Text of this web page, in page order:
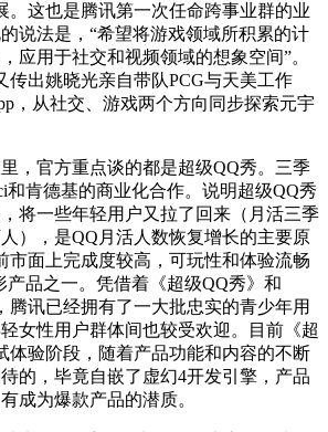
。这也是腾讯第一次任命跨事业群的业
说法是，“希望将游戏领域所积累的计
应用于社交和视频领域的想象空间”。
传出姚晓光亲自带队PCG与天美工作
，从社交、游戏两个方向同步探索元宇
官方重点谈的都是超级QQ秀。三季
和肯德基的商业化合作。说明超级QQ秀
将一些年轻用户又拉了回来（月活三季
），是QQ月活人数恢复增长的主要原
市面上完成度较高，可玩性和体验流畅
产品之一。凭借着《超级QQ秀》和
腾讯已经拥有了一大批忠实的青少年用
女性用户群体间也较受欢迎。目前《超
体验阶段，随着产品功能和内容的不断
的，毕竟自嵌了虚幻4开发引擎，产品
成为爆款产品的潜质。